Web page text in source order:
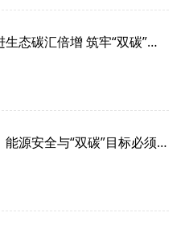
态碳汇倍增 筑牢“双碳”战
源安全与“双碳”目标必须